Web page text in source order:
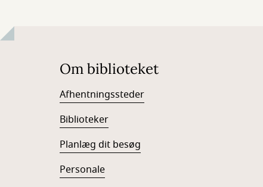
Om biblioteket
Afhentningssteder
Biblioteker
Planlæg dit besøg
Personale